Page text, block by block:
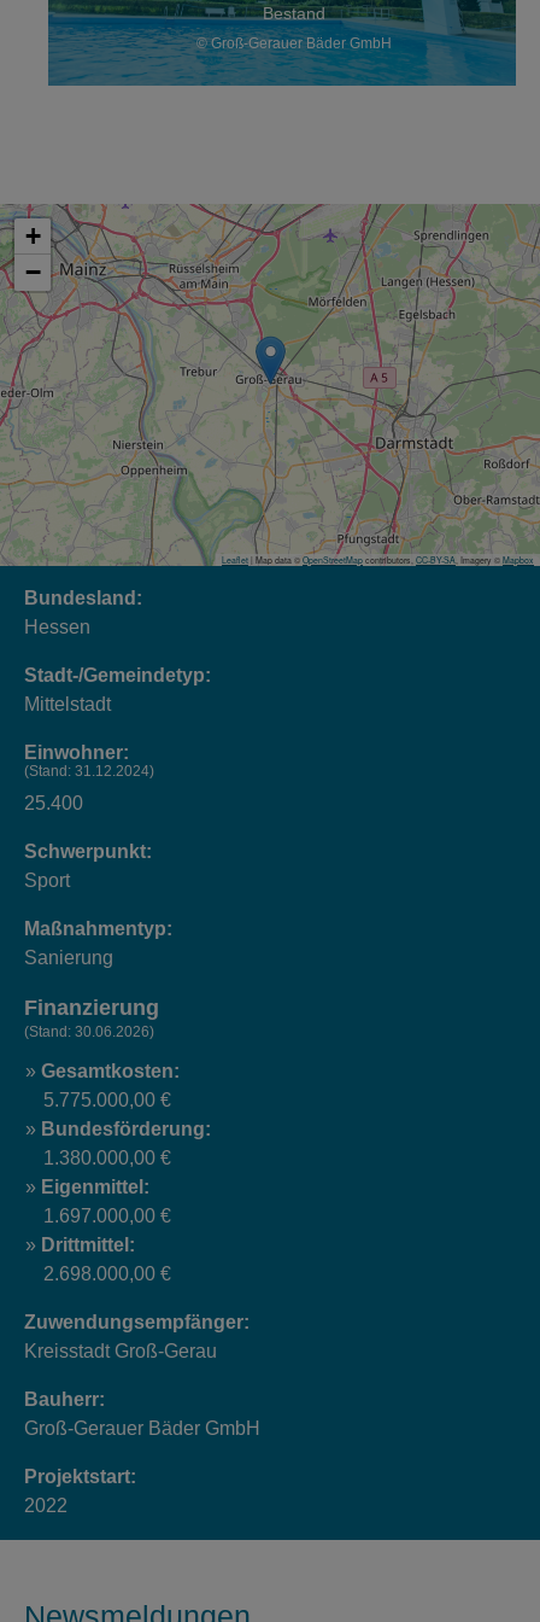
Bestand
© Groß-Gerauer Bäder GmbH
+
−
Leaflet | Map data © OpenStreetMap contributors, CC-BY-SA, Imagery © Mapbox
Bundesland:
Hessen
Stadt-/Gemeindetyp:
Mittelstadt
Einwohner:
(Stand: 31.12.2024)
25.400
Schwerpunkt:
Sport
Maßnahmentyp:
Sanierung
Finanzierung
(Stand: 30.06.2026)
Gesamtkosten:
5.775.000,00 €
Bundesförderung:
1.380.000,00 €
Eigenmittel:
1.697.000,00 €
Drittmittel:
2.698.000,00 €
Zuwendungsempfänger:
Kreisstadt Groß-Gerau
Bauherr:
Groß-Gerauer Bäder GmbH
Projektstart:
2022